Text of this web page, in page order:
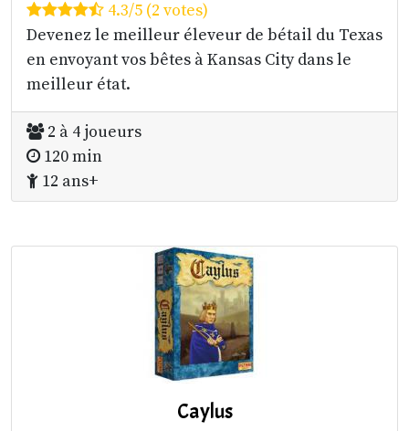
4.3/5 (2 votes)
Devenez le meilleur éleveur de bétail du Texas
en envoyant vos bêtes à Kansas City dans le
meilleur état.
2 à 4 joueurs
120 min
12 ans+
Caylus